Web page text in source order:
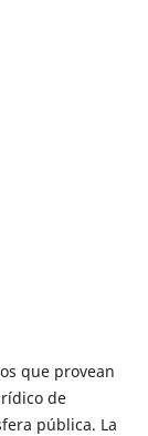
que provean
de
pública. La